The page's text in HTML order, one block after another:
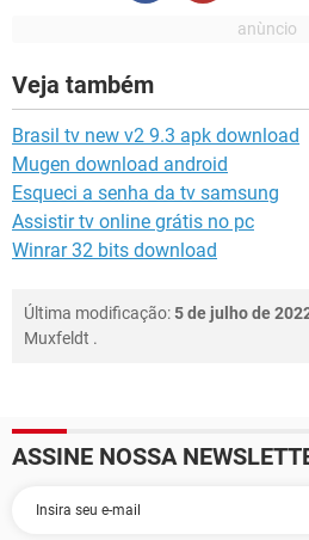
Veja também
Brasil tv new v2 9.3 apk download
Mugen download android
Esqueci a senha da tv samsung
Assistir tv online grátis no pc
Winrar 32 bits download
Última modificação:5 de julho de
Muxfeldt .
ASSINE NOSSA